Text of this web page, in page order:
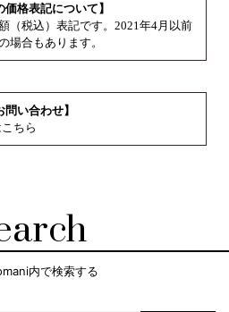
価格表記について】
（税込）表記です。2021年4月以前
場合もあります。
問い合わせ】
ちら
内で検索する